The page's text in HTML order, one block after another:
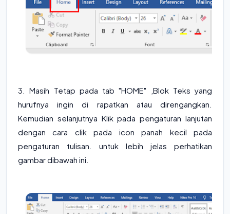
3. Masih Tetap pada tab "HOME" ,Blok Teks yang
hurufnya ingin di rapatkan atau direngangkan.
Kemudian selanjutnya Klik pada pengaturan lanjutan
dengan cara clik pada icon panah kecil pada
pengaturan tulisan. untuk lebih jelas perhatikan
gambar dibawah ini.